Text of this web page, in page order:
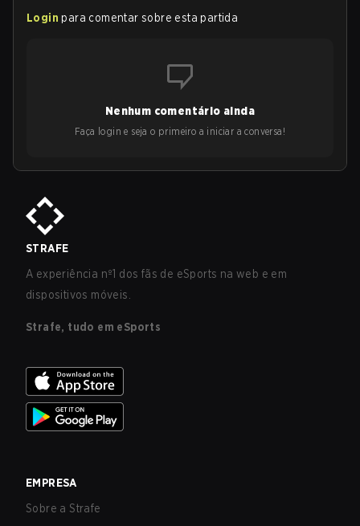
Login para comentar sobre esta partida
Nenhum comentário ainda
Faça login e seja o primeiro a iniciar a conversa!
STRAFE
A experiência nº1 dos fãs de eSports na web e em
dispositivos móveis.
Strafe, tudo em eSports
EMPRESA
Sobre a Strafe